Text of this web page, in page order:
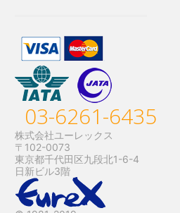
03-6261-6435
株式会社ユーレックス
〒102-0073
東京都千代田区九段北1-6-4
日新ビル3階